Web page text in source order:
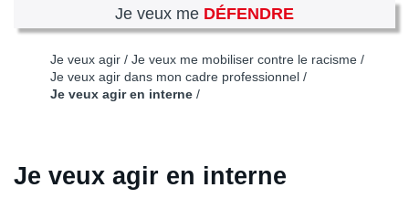
Je veux me DÉFENDRE
Je veux agir
Je veux me mobiliser contre le racisme
Je veux agir dans mon cadre professionnel
Je veux agir en interne
Je veux agir en interne